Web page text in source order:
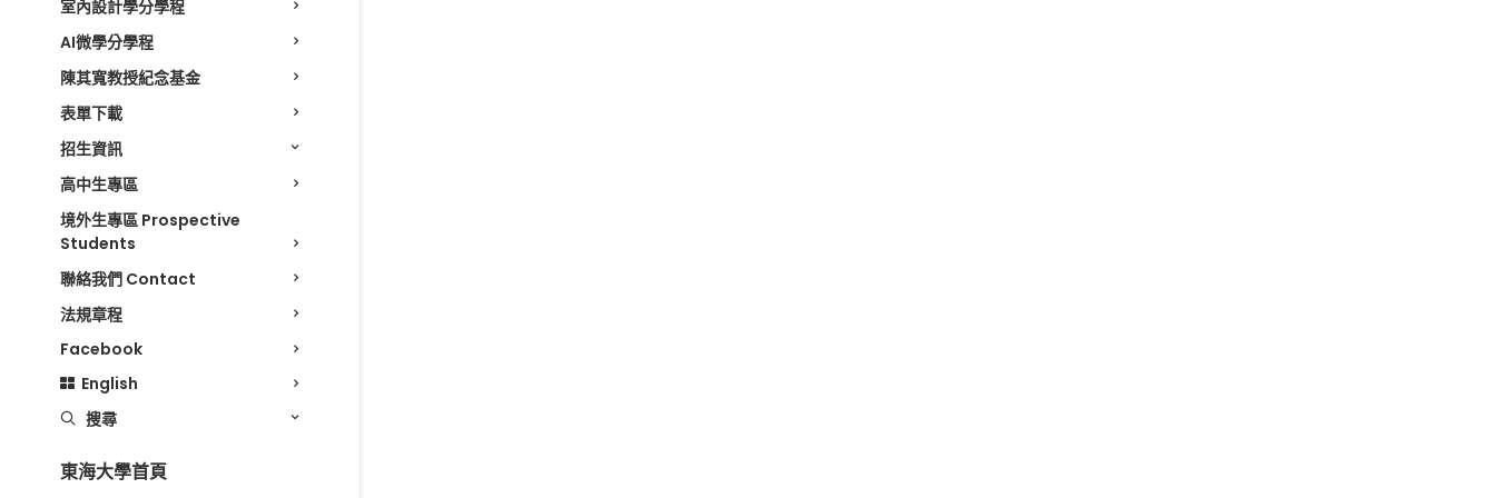
室內設計學分學程
AI微學分學程
陳其寬教授紀念基金
表單下載
招生資訊
高中生專區
境外生專區 Prospective
Students
聯絡我們 Contact
法規章程
Facebook
English
搜尋
東海大學首頁